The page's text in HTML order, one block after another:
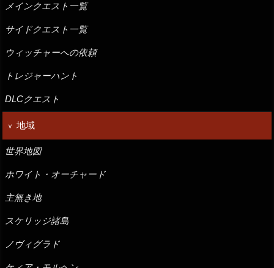
メインクエスト一覧
サイドクエスト一覧
ウィッチャーへの依頼
トレジャーハント
DLCクエスト
地域
世界地図
ホワイト・オーチャード
主無き地
スケリッジ諸島
ノヴィグラド